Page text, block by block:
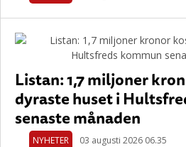
Listan: 1,7 miljoner
dyraste huset i
senaste månaden
NYHETER 03 augusti 2026 06.35